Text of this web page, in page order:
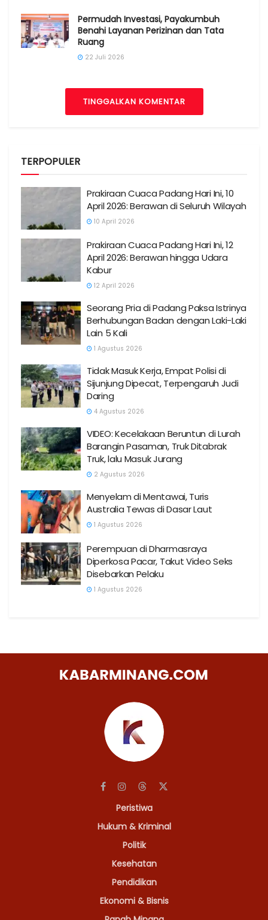
Permudah Investasi, Payakumbuh
Benahi Layanan Perizinan dan Tata
Ruang
22 Juli 2026
TINGGALKAN KOMENTAR
TERPOPULER
Prakiraan Cuaca Padang Hari Ini, 10
April 2026: Berawan di Seluruh Wilayah
10 April 2026
Prakiraan Cuaca Padang Hari Ini, 12
April 2026: Berawan hingga Udara
Kabur
12 April 2026
Seorang Pria di Padang Paksa Istrinya
Berhubungan Badan dengan Laki-Laki
Lain 5 Kali
1 Agustus 2026
Tidak Masuk Kerja, Empat Polisi di
Sijunjung Dipecat, Terpengaruh Judi
Daring
4 Agustus 2026
VIDEO: Kecelakaan Beruntun di Lurah
Barangin Pasaman, Truk Ditabrak
Truk, lalu Masuk Jurang
2 Agustus 2026
Menyelam di Mentawai, Turis
Australia Tewas di Dasar Laut
1 Agustus 2026
Perempuan di Dharmasraya
Diperkosa Pacar, Takut Video Seks
Disebarkan Pelaku
1 Agustus 2026
Peristiwa
Hukum & Kriminal
Politik
Kesehatan
Pendidikan
Ekonomi & Bisnis